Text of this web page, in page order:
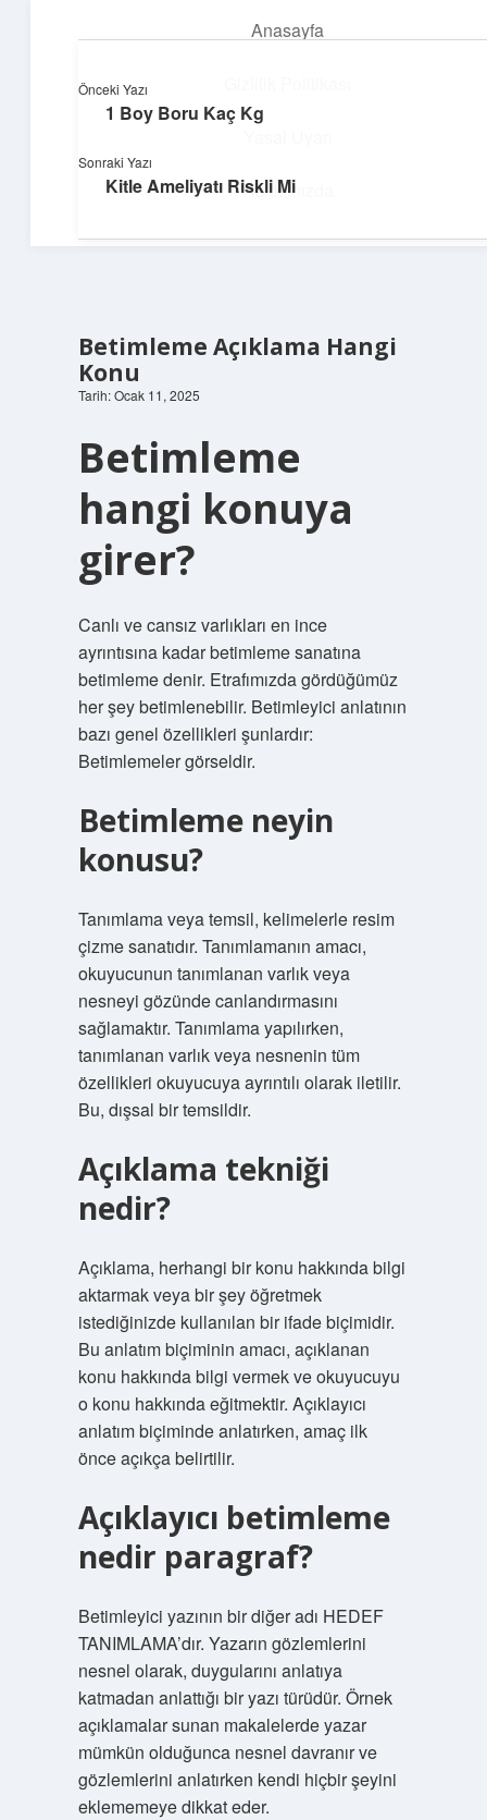
Anasayfa
Hakkımızda
Enerji Dolu Fikirler
Hayatına güç katan neşeli öneriler!
Betimleme Açıklama Hangi
Konu
Tarih: Ocak 11, 2025
Betimleme
hangi konuya
girer?
Canlı ve cansız varlıkları en ince
ayrıntısına kadar betimleme sanatına
betimleme denir. Etrafımızda gördüğümüz
her şey betimlenebilir. Betimleyici anlatının
bazı genel özellikleri şunlardır:
Betimlemeler görseldir.
Betimleme neyin
konusu?
Tanımlama veya temsil, kelimelerle resim
çizme sanatıdır. Tanımlamanın amacı,
okuyucunun tanımlanan varlık veya
nesneyi gözünde canlandırmasını
sağlamaktır. Tanımlama yapılırken,
tanımlanan varlık veya nesnenin tüm
özellikleri okuyucuya ayrıntılı olarak iletilir.
Bu, dışsal bir temsildir.
Açıklama tekniği
nedir?
Açıklama, herhangi bir konu hakkında bilgi
aktarmak veya bir şey öğretmek
istediğinizde kullanılan bir ifade biçimidir.
Bu anlatım biçiminin amacı, açıklanan
konu hakkında bilgi vermek ve okuyucuyu
o konu hakkında eğitmektir. Açıklayıcı
anlatım biçiminde anlatırken, amaç ilk
önce açıkça belirtilir.
Açıklayıcı betimleme
nedir paragraf?
Betimleyici yazının bir diğer adı HEDEF
TANIMLAMA’dır. Yazarın gözlemlerini
nesnel olarak, duygularını anlatıya
katmadan anlattığı bir yazı türüdür. Örnek
açıklamalar sunan makalelerde yazar
mümkün olduğunca nesnel davranır ve
gözlemlerini anlatırken kendi hiçbir şeyini
eklememeye dikkat eder.
Önceki Yazı
1 Boy Boru Kaç Kg
Sonraki Yazı
Kitle Ameliyatı Riskli Mi